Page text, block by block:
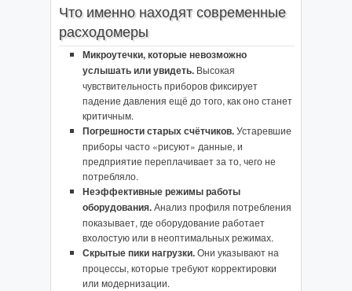
Что именно находят современные
расходомеры
Микроутечки, которые невозможно
услышать или увидеть. Высокая
чувствительность приборов фиксирует
падение давления ещё до того, как оно станет
критичным.
Погрешности старых счётчиков.Устаревшие
приборы часто «рисуют» данные, и
предприятие переплачивает за то, чего не
потребляло.
Неэффективные режимы работы
оборудования.Анализ профиля потребления
показывает, где оборудование работает
вхолостую или в неоптимальных режимах.
Скрытые пики нагрузки.Они указывают на
процессы, которые требуют корректировки
или модернизации.